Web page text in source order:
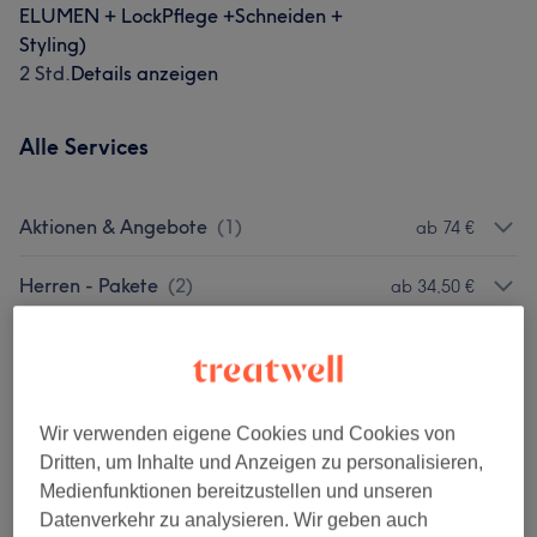
ELUMEN + LockPflege +Schneiden +
Styling)
2 Std.Details anzeigen
Alle Services
Aktionen & Angebote (1) ab 74 €
Herren - Pakete (2) ab 34,50 €
Beratung (3) ab 1 €
Kosmetik (7) ab 10 €
Wir verwenden eigene Cookies und Cookies von
Dritten, um Inhalte und Anzeigen zu personalisieren,
Medienfunktionen bereitzustellen und unseren
Datenverkehr zu analysieren. Wir geben auch